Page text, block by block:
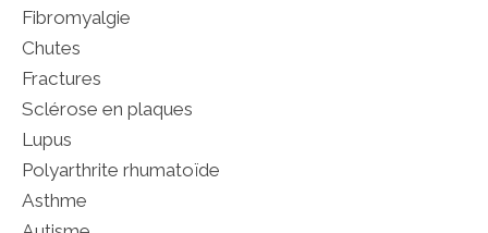
Fibromyalgie
Chutes
Fractures
Sclérose en plaques
Lupus
Polyarthrite rhumatoïde
Asthme